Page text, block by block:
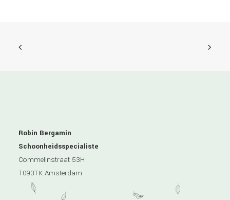
Robin Bergamin
Schoonheidsspecialiste
Commelinstraat 53H
1093TK Amsterdam